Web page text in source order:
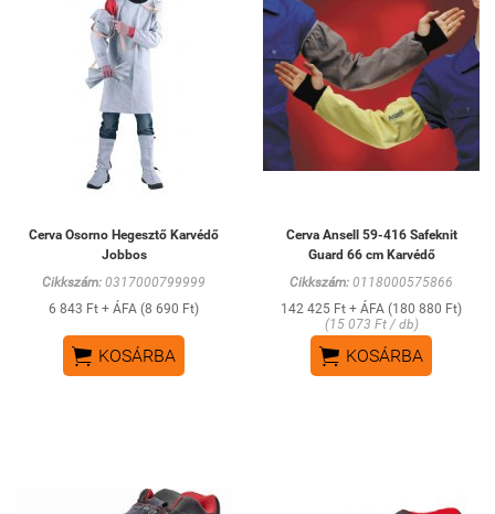
Cerva Osorno Hegesztő Karvédő
Jobbos
Cikkszám: 0317000799999
6 843 Ft + ÁFA (8 690 Ft)
 KOSÁRBA
Cerva Ansell 59-416 Safeknit
Guard 66 cm Karvédő
Cikkszám: 0118000575866
142 425 Ft + ÁFA (180 880 Ft)
(15 073 Ft / db)
 KOSÁRBA